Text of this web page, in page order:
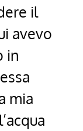
il
avevo
in
mia